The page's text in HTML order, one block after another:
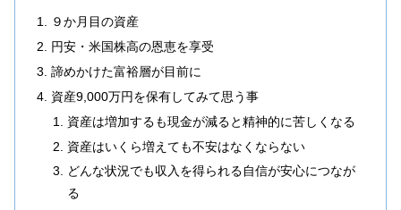
９か月目の資産
円安・米国株高の恩恵を享受
諦めかけた富裕層が目前に
資産9,000万円を保有してみて思う事
資産は増加するも現金が減ると精神的に苦しくなる
資産はいくら増えても不安はなくならない
どんな状況でも収入を得られる自信が安心につなが
る